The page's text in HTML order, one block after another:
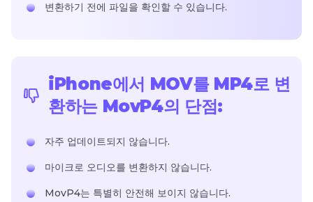
변환하기 전에 파일을 확인할 수 있습니다.
iPhone에서 MOV를 MP4로 변
환하는 MovP4의 단점:
자주 업데이트되지 않습니다.
마이크로 오디오를 변환하지 않습니다.
MovP4는 특별히 안전해 보이지 않습니다.